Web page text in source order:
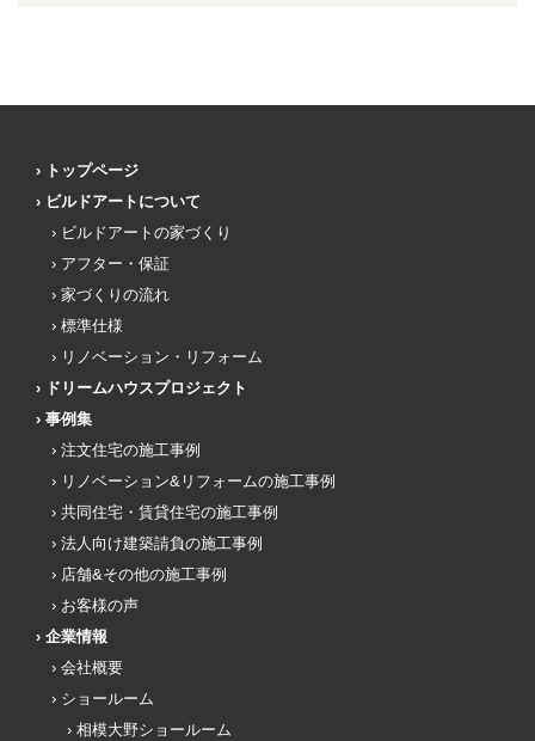
トップページ
ビルドアートについて
ビルドアートの家づくり
アフター・保証
家づくりの流れ
標準仕様
リノベーション・リフォーム
ドリームハウスプロジェクト
事例集
注文住宅の施工事例
リノベーション&リフォームの施工事例
共同住宅・賃貸住宅の施工事例
法人向け建築請負の施工事例
店舗&その他の施工事例
お客様の声
企業情報
会社概要
ショールーム
相模大野ショールーム